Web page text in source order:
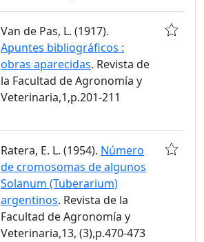
Van de Pas, L. (1917).
Apuntes bibliográficos :
obras aparecidas. Revista de
la Facultad de Agronomía y
Veterinaria,1,p.201-211
Ratera, E. L. (1954). Número
de cromosomas de algunos
Solanum (Tuberarium)
argentinos. Revista de la
Facultad de Agronomía y
Veterinaria,13, (3),p.470-473